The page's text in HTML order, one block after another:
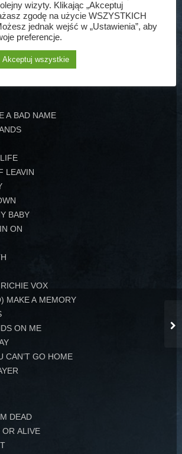
YOU
A BAD NAME
LEAVIN
BABY
ON
VOX
MAKE A MEMORY
ON ME
CAN’T GO HOME
DEAD
OR ALIVE
wizyty. Klikając „Akceptuj
zgodę na użycie WSZYSTKICH
jednak wejść w „Ustawienia”, aby
preferencje.
Akceptuj wszystkie